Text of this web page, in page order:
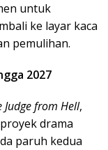
untuk
ke layar kaca
pemulihan.
2027
Judge from Hell,
drama
paruh kedua